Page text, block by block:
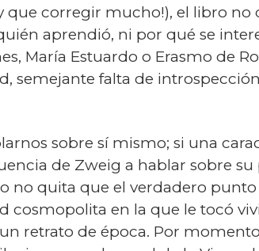
que corregir mucho!), el libro
aprendió, ni por qué se
María Es­tuar­do o Erasmo de
falta de
sobre sí mismo; si una
de Zweig a hablar sobre su
no quita que el verdadero
cosmopolita en la que le tocó
retrato de época. Por